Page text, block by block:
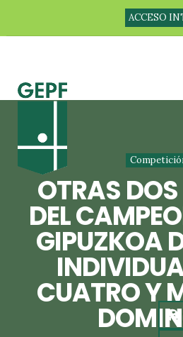
ACCESO
OTRAS
DEL
GIPUZKOA
CUATRO Y